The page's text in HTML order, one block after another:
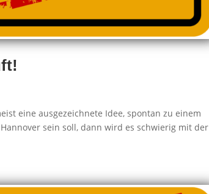
eine ausgezeichnete Idee, spontan zu einem
sein soll, dann wird es schwierig mit der